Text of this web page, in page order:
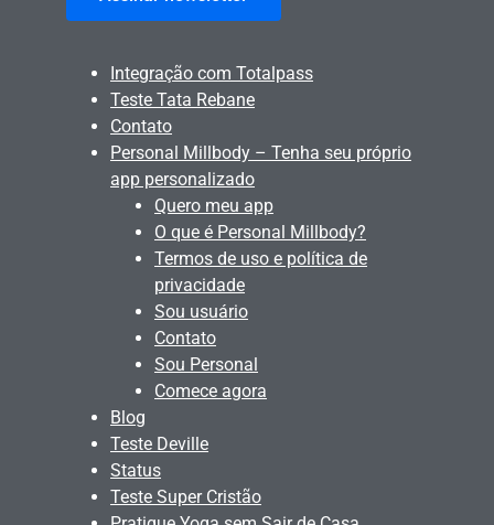
Integração com Totalpass
Teste Tata Rebane
Contato
Personal Millbody – Tenha seu próprio
app personalizado
Quero meu app
O que é Personal Millbody?
Termos de uso e política de
privacidade
Sou usuário
Contato
Sou Personal
Comece agora
Blog
Teste Deville
Status
Teste Super Cristão